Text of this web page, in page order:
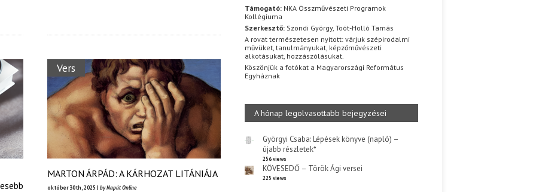
Vers
MARTON ÁRPÁD: A KÁRHOZAT LITÁNIÁJA
október 30th, 2025 | by Napút Online
Támogató: NKA Összművészeti Programok
Kollégiuma
Szerkesztő: Szondi György, Toót-Holló Tamás
A rovat természetesen nyitott: várjuk szépirodalmi
művüket, tanulmányukat, képzőművészeti
alkotásukat, hozzászólásukat.
Köszönjük a fotókat a Magyarországi Református
Egyháznak
A hónap legolvasottabb bejegyzései
Györgyi Csaba: Lépések könyve (napló) –
újabb részletek*
256 views
KÖVESEDŐ – Török Ági versei
225 views